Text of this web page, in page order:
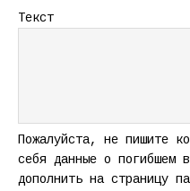
Текст
Пожалуйста, не пишите
себя данные о погибшем
дополнить на страницу